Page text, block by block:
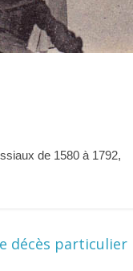
de 1580 à 1792,
décès particulier